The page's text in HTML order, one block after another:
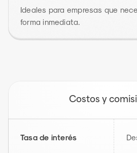
Ideales para empresas que
forma inmediata.
Costos y
Tasa de interés